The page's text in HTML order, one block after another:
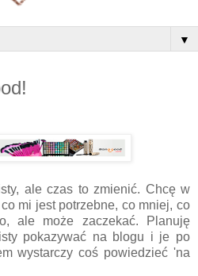
▼
ale czas to zmienić. Chcę w
mi jest potrzebne, co mniej, co
ale może zaczekać. Planuję
pokazywać na blogu i je po
wystarczy coś powiedzieć 'na